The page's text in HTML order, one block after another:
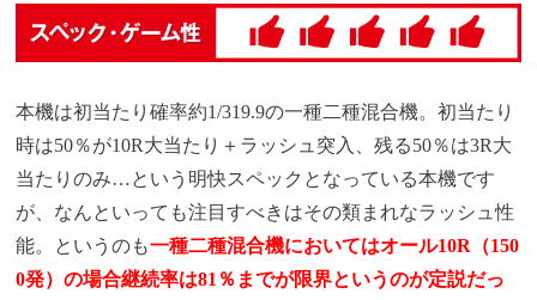
本機は初当たり確率約1/319.9の一種二種混合機。初当たり
時は50％が10R大当たり＋ラッシュ突入、残る50％は3R大
当たりのみ…という明快スペックとなっている本機です
が、なんといっても注目すべきはその類まれなラッシュ性
能。というのも一種二種混合機においてはオール10R（150
0発）の場合継続率は81％までが限界というのが定説だっ